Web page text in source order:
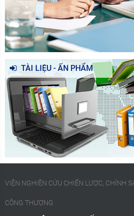
TÀI LIỆU - ẤN PHẨM
VIỆN NGHIÊN CỨU CHIẾN LƯỢC, CHÍNH
CÔNG THƯƠNG